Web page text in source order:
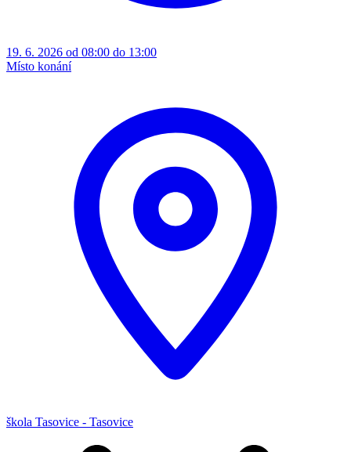
19. 6. 2026 od 08:00 do 13:00
Místo konání
škola Tasovice - Tasovice